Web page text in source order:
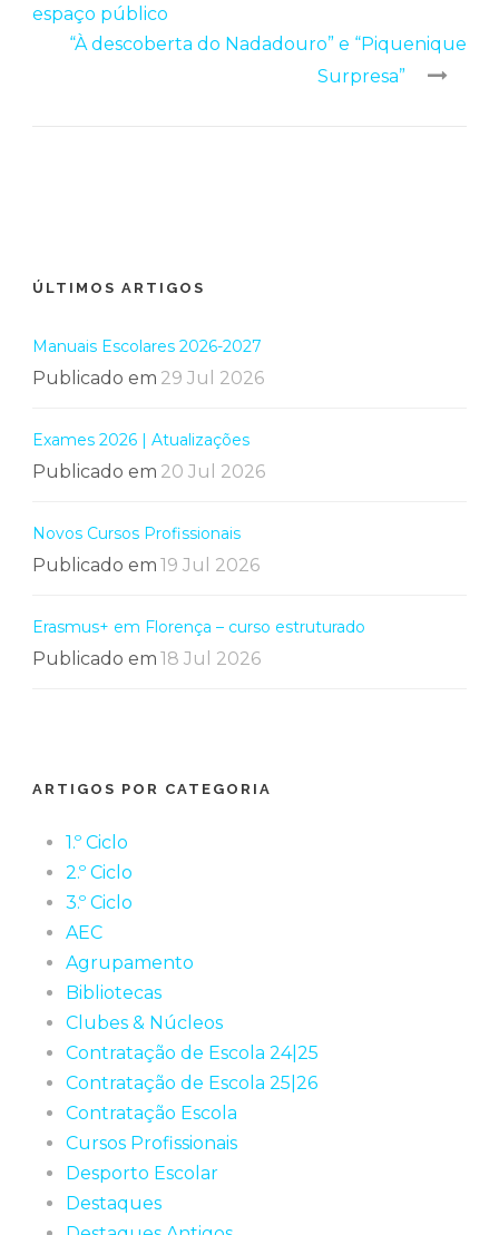
espaço público
“À descoberta do Nadadouro” e “Piquenique
Surpresa”
ÚLTIMOS ARTIGOS
Manuais Escolares 2026-2027
Publicado em 29 Jul 2026
Exames 2026 | Atualizações
Publicado em 20 Jul 2026
Novos Cursos Profissionais
Publicado em 19 Jul 2026
Erasmus+ em Florença – curso estruturado
Publicado em 18 Jul 2026
ARTIGOS POR CATEGORIA
1.º Ciclo
2.º Ciclo
3.º Ciclo
AEC
Agrupamento
Bibliotecas
Clubes & Núcleos
Contratação de Escola 24|25
Contratação de Escola 25|26
Contratação Escola
Cursos Profissionais
Desporto Escolar
Destaques